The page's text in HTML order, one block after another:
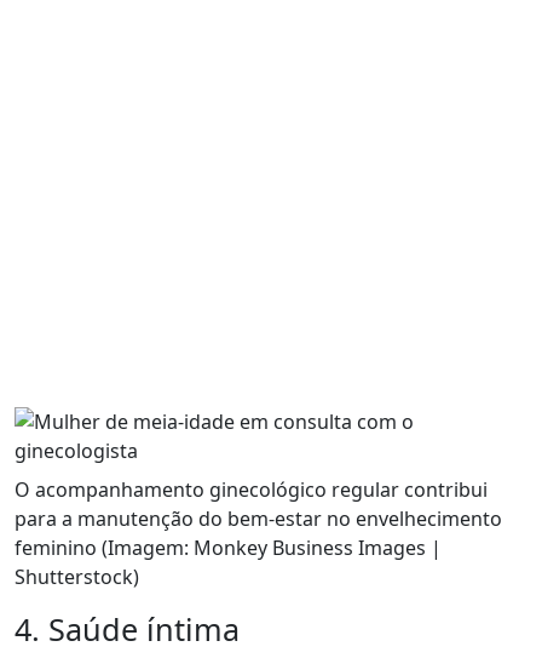
O acompanhamento ginecológico regular contribui
para a manutenção do bem-estar no envelhecimento
feminino (Imagem: Monkey Business Images |
Shutterstock)
4. Saúde íntima